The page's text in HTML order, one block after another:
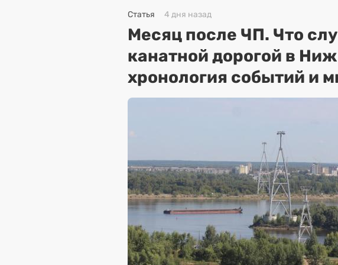
Статья 4 дня назад
Месяц после ЧП. Что
канатной дорогой в
хронология событий и